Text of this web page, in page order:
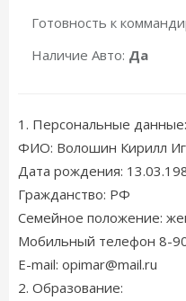
Готовность к
Наличие Авто: Да
1. Персональные данные:
ФИО: Волошин Кирилл
Дата рождения:
Гражданство: РФ
Семейное положение:
Мобильный телефон 8-
E-mail: opimar@mail.ru
2. Образование: